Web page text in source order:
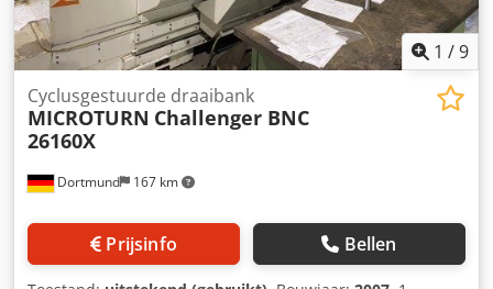
1 /9
Dortmund 167 km
Cyclusgestuurde draaibank
MICROTURN Challenger BNC
26160X
Prijsinfo Bellen